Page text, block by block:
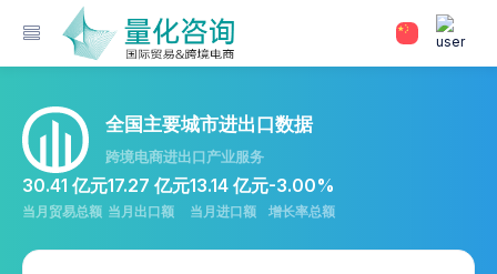
全国主要城市进出口数据
跨境电商进出口产业服务
30.41 亿元
当月贸易总额
17.27 亿元
当月出口额
13.14 亿元
当月进口额
-3.00%
增长率总额